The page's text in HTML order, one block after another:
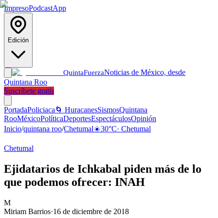
ImpresoPodcastApp
Edición
QuintaFuerzaNoticias de México, desde
Quintana Roo
Suscríbete gratis
PortadaPoliciaca 🌀 HuracanesSismosQuintana
RooMéxicoPolíticaDeportesEspectáculosOpinión
Inicio/quintana roo/Chetumal☀️30°C· Chetumal
Chetumal
Ejidatarios de Ichkabal piden más de lo
que podemos ofrecer: INAH
M
Miriam Barrios·16 de diciembre de 2018